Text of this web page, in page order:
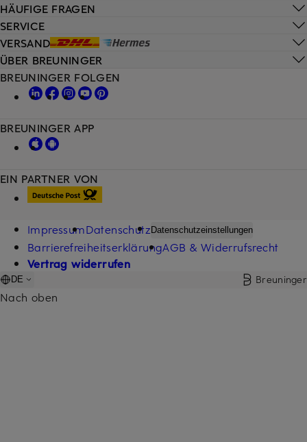
HÄUFIGE FRAGEN
SERVICE
VERSAND
ÜBER BREUNINGER
EIN PARTNER VON
BREUNINGER FOLGEN
BREUNINGER APP
ImpressumDatenschutz Datenschutzeinstellungen
BarrierefreiheitserklärungAGB & Widerrufsrecht
Vertrag widerrufen
DE Breuninger
Nach oben